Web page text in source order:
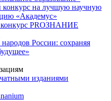
на лучшую научную
«Академус»
PROЗНАНИЕ
России: сохраняя
изданиями